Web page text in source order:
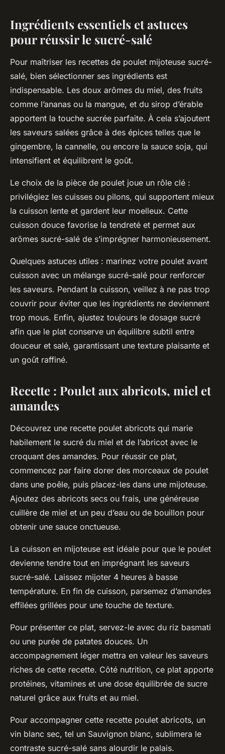
Ingrédients essentiels et astuces
pour réussir le sucré-salé
Pour maîtriser les recettes de poulet mijoteuse sucré-
salé, bien sélectionner ses ingrédients est
indispensable. Les doux arômes du miel, des fruits
comme l’ananas ou la mangue, et du sirop d’érable
apportent la touche sucrée parfaite. À cela s’ajoutent
les saveurs salées grâce à des épices telles que le
gingembre, la cannelle, ou encore la sauce soja, qui
intensifient et équilibrent le goût.
Le choix de la pièce de poulet joue un rôle clé :
privilégiez les cuisses ou pilons, qui supportent mieux
la cuisson lente et gardent leur moelleux. Cette
cuisson douce favorise la tendreté et permet aux
arômes sucré-salé de s’imprégner harmonieusement.
Quelques astuces utiles : marinez votre poulet avant
cuisson avec un mélange sucré-salé pour renforcer
les saveurs. Pendant la cuisson, veillez à ne pas trop
couvrir pour éviter que les ingrédients ne deviennent
trop mous. Enfin, ajustez toujours le dosage sucré
afin que le plat conserve un équilibre subtil entre
douceur et salé, garantissant une texture plaisante et
un goût raffiné.
Recette : Poulet aux abricots, miel et
amandes
Découvrez une recette poulet abricots qui marie
habilement le sucré du miel et de l’abricot avec le
croquant des amandes. Pour réussir ce plat,
commencez par faire dorer des morceaux de poulet
dans une poêle, puis placez-les dans une mijoteuse.
Ajoutez des abricots secs ou frais, une généreuse
cuillère de miel et un peu d’eau ou de bouillon pour
obtenir une sauce onctueuse.
La cuisson en mijoteuse est idéale pour que le poulet
devienne tendre tout en imprégnant les saveurs
sucré-salé. Laissez mijoter 4 heures à basse
température. En fin de cuisson, parsemez d’amandes
effilées grillées pour une touche de texture.
Pour présenter ce plat, servez-le avec du riz basmati
ou une purée de patates douces. Un
accompagnement léger mettra en valeur les saveurs
riches de cette recette. Côté nutrition, ce plat apporte
protéines, vitamines et une dose équilibrée de sucre
naturel grâce aux fruits et au miel.
Pour accompagner cette recette poulet abricots, un
vin blanc sec, tel un Sauvignon blanc, sublimera le
contraste sucré-salé sans alourdir le palais.